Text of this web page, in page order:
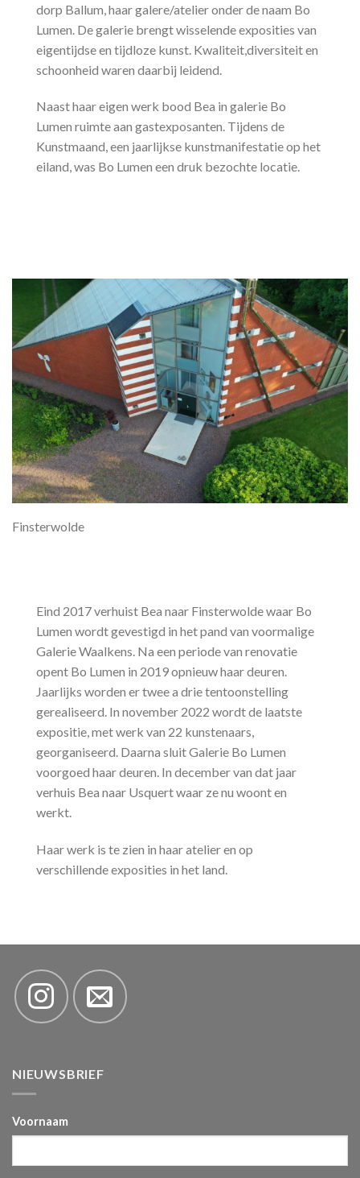
dorp Ballum, haar galere/atelier onder de naam Bo
Lumen. De galerie brengt wisselende exposities van
eigentijdse en tijdloze kunst. Kwaliteit,diversiteit en
schoonheid waren daarbij leidend.
Naast haar eigen werk bood Bea in galerie Bo
Lumen ruimte aan gastexposanten. Tijdens de
Kunstmaand, een jaarlijkse kunstmanifestatie op het
eiland, was Bo Lumen een druk bezochte locatie.
Finsterwolde
Eind 2017 verhuist Bea naar Finsterwolde waar Bo
Lumen wordt gevestigd in het pand van voormalige
Galerie Waalkens. Na een periode van renovatie
opent Bo Lumen in 2019 opnieuw haar deuren.
Jaarlijks worden er twee a drie tentoonstelling
gerealiseerd. In november 2022 wordt de laatste
expositie, met werk van 22 kunstenaars,
georganiseerd. Daarna sluit Galerie Bo Lumen
voorgoed haar deuren. In december van dat jaar
verhuis Bea naar Usquert waar ze nu woont en
werkt.
Haar werk is te zien in haar atelier en op
verschillende exposities in het land.
NIEUWSBRIEF
Voornaam